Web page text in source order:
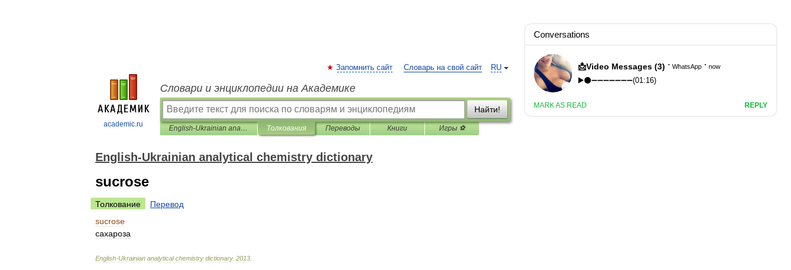
academic.ru
RU
Запомнить сайт Словарь на свой сайт
Словари и энциклопедии на Академике
Найти!
English-Ukrainian analytical chemistry dictionary Толкования Переводы Книги Игры ⚽
English-Ukrainian analytical chemistry dictionary
sucrose
Толкование
Перевод
sucrose
сахароза
English-Ukrainian analytical chemistry dictionary. 2013